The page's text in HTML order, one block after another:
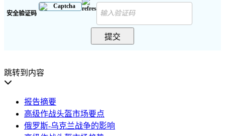
安全验证码
提交
跳转到内容
报告摘要
高级作战头盔市场要点
俄罗斯-乌克兰战争的影响